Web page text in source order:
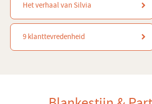
Het verhaal van Silvia
9 klanttevredenheid